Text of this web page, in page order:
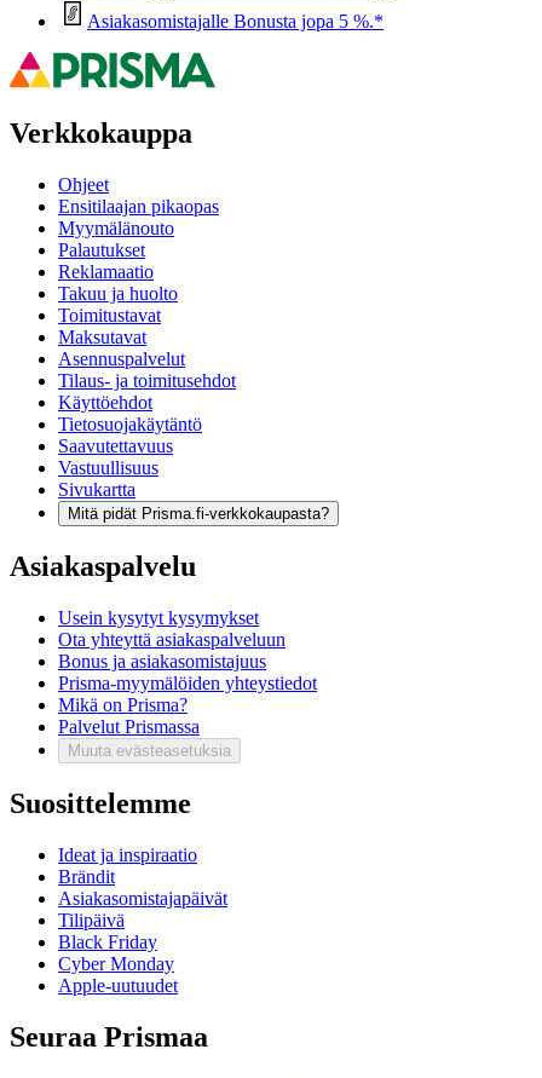
Asiakasomistajalle Bonusta jopa 5 %.*
Verkkokauppa
Ohjeet
Ensitilaajan pikaopas
Myymälänouto
Palautukset
Reklamaatio
Takuu ja huolto
Toimitustavat
Maksutavat
Asennuspalvelut
Tilaus- ja toimitusehdot
Käyttöehdot
Tietosuojakäytäntö
Saavutettavuus
Vastuullisuus
Sivukartta
Mitä pidät Prisma.fi-verkkokaupasta?
Asiakaspalvelu
Usein kysytyt kysymykset
Ota yhteyttä asiakaspalveluun
Bonus ja asiakasomistajuus
Prisma-myymälöiden yhteystiedot
Mikä on Prisma?
Palvelut Prismassa
Muuta evästeasetuksia
Suosittelemme
Ideat ja inspiraatio
Brändit
Asiakasomistajapäivät
Tilipäivä
Black Friday
Cyber Monday
Apple-uutuudet
Seuraa Prismaa